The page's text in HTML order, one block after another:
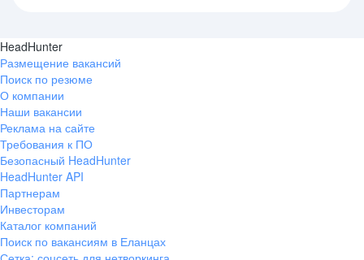
HeadHunter
Размещение вакансий
Поиск по резюме
О компании
Наши вакансии
Реклама на сайте
Требования к ПО
Безопасный HeadHunter
HeadHunter API
Партнерам
Инвесторам
Каталог компаний
Поиск по вакансиям в Еланцах